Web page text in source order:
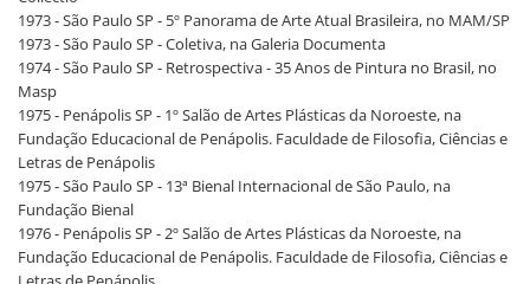
1973 - São Paulo SP - 5º Panorama de Arte Atual Brasileira, no MAM/SP
1973 - São Paulo SP - Coletiva, na Galeria Documenta
1974 - São Paulo SP - Retrospectiva - 35 Anos de Pintura no Brasil, no
Masp
1975 - Penápolis SP - 1º Salão de Artes Plásticas da Noroeste, na
Fundação Educacional de Penápolis. Faculdade de Filosofia, Ciências e
Letras de Penápolis
1975 - São Paulo SP - 13ª Bienal Internacional de São Paulo, na
Fundação Bienal
1976 - Penápolis SP - 2º Salão de Artes Plásticas da Noroeste, na
Fundação Educacional de Penápolis. Faculdade de Filosofia, Ciências e